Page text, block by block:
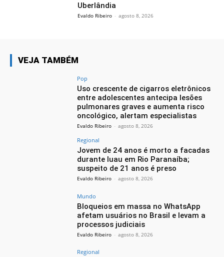
Uberlândia
Evaldo Ribeiro - agosto 8, 2026
VEJA TAMBÉM
Pop
Uso crescente de cigarros eletrônicos
entre adolescentes antecipa lesões
pulmonares graves e aumenta risco
oncológico, alertam especialistas
Evaldo Ribeiro - agosto 8, 2026
Regional
Jovem de 24 anos é morto a facadas
durante luau em Rio Paranaíba;
suspeito de 21 anos é preso
Evaldo Ribeiro - agosto 8, 2026
Mundo
Bloqueios em massa no WhatsApp
afetam usuários no Brasil e levam a
processos judiciais
Evaldo Ribeiro - agosto 8, 2026
Regional